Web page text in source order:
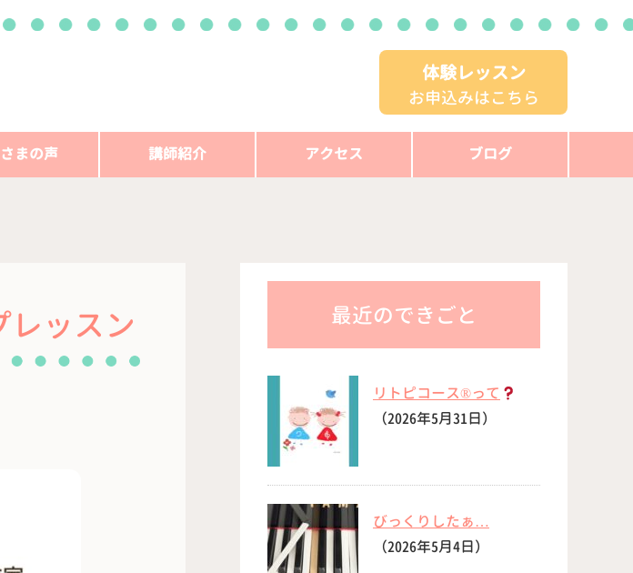
体験レッスン
お申込みはこちら
まの声 講師紹介 アクセス ブログ
ッスン 最近のできごと
リトピコース®︎って
（2026年5月31日）
びっくりしたぁ…
（2026年5月4日）